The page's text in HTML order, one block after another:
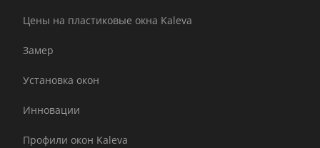
Цены на пластиковые окна Kaleva
Замер
Установка окон
Инновации
Профили окон Kaleva